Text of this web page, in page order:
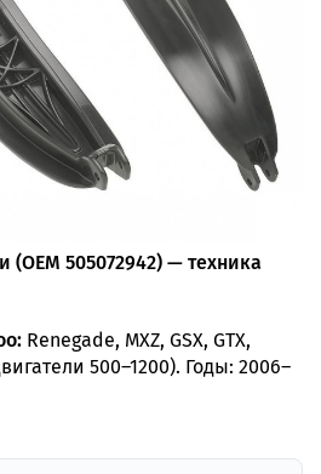
(OEM 505072942) — техника
Renegade, MXZ, GSX, GTX,
500–1200). Годы: 2006–